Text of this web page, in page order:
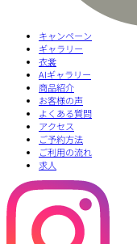
キャンペーン
ギャラリー
衣裳
AIギャラリー
商品紹介
お客様の声
よくある質問
アクセス
ご予約方法
ご利用の流れ
求人